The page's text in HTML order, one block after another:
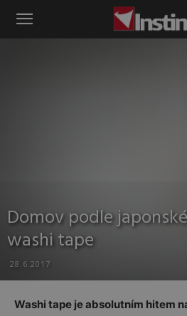
Instinkt
Domov podle
washi tape
28.6.2017
Washi tape je absolutním hitem